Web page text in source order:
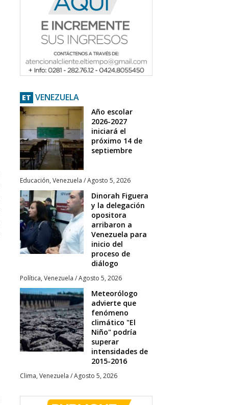
ET VENEZUELA
Año escolar
2026-2027
iniciará el
próximo 14 de
septiembre
Educación, Venezuela /Agosto 5, 2026
Dinorah Figuera
y la delegación
opositora
arribaron a
Venezuela para
inicio del
proceso de
diálogo
Política, Venezuela /Agosto 5, 2026
Meteorólogo
advierte que
fenómeno
climático "El
Niño" podría
superar
intensidades de
2015-2016
Clima, Venezuela /Agosto 5, 2026